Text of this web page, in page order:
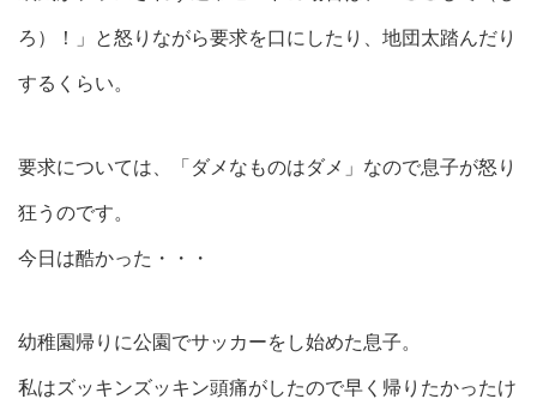
ろ）！」と怒りながら要求を口にしたり、地団太踏んだり
するくらい。
要求については、「ダメなものはダメ」なので息子が怒り
狂うのです。
今日は酷かった・・・
幼稚園帰りに公園でサッカーをし始めた息子。
私はズッキンズッキン頭痛がしたので早く帰りたかったけ